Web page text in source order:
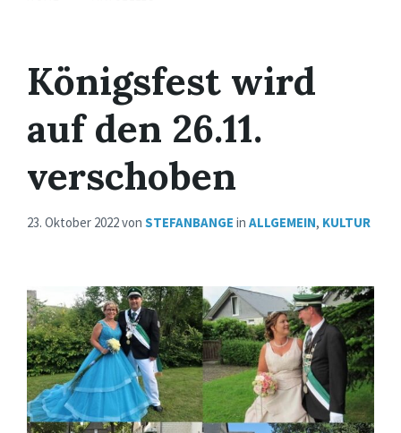
Königsfest wird
auf den 26.11.
verschoben
23. Oktober 2022von STEFANBANGE in ALLGEMEIN, KULTUR